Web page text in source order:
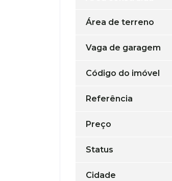
Área de terreno
Vaga de garagem
Código do imóvel
Referência
Preço
Status
Cidade